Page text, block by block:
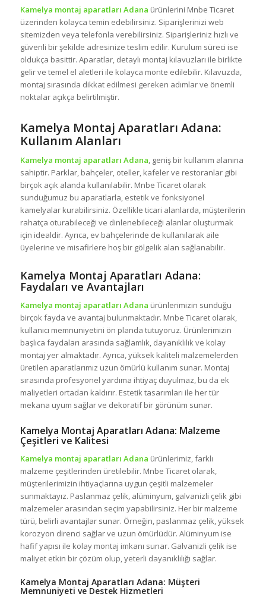
Kamelya montaj aparatları Adana ürünlerini Mnbe Ticaret
üzerinden kolayca temin edebilirsiniz. Siparişlerinizi web
sitemizden veya telefonla verebilirsiniz. Siparişleriniz hızlı ve
güvenli bir şekilde adresinize teslim edilir. Kurulum süreci ise
oldukça basittir. Aparatlar, detaylı montaj kılavuzları ile birlikte
gelir ve temel el aletleri ile kolayca monte edilebilir. Kılavuzda,
montaj sırasında dikkat edilmesi gereken adımlar ve önemli
noktalar açıkça belirtilmiştir.
Kamelya Montaj Aparatları Adana:
Kullanım Alanları
Kamelya montaj aparatları Adana , geniş bir kullanım alanına
sahiptir. Parklar, bahçeler, oteller, kafeler ve restoranlar gibi
birçok açık alanda kullanılabilir. Mnbe Ticaret olarak
sunduğumuz bu aparatlarla, estetik ve fonksiyonel
kamelyalar kurabilirsiniz. Özellikle ticari alanlarda, müşterilerin
rahatça oturabileceği ve dinlenebileceği alanlar oluşturmak
için idealdir. Ayrıca, ev bahçelerinde de kullanılarak aile
üyelerine ve misafirlere hoş bir gölgelik alan sağlanabilir.
Kamelya Montaj Aparatları Adana:
Faydaları ve Avantajları
Kamelya montaj aparatları Adana ürünlerimizin sunduğu
birçok fayda ve avantaj bulunmaktadır. Mnbe Ticaret olarak,
kullanıcı memnuniyetini ön planda tutuyoruz. Ürünlerimizin
başlıca faydaları arasında sağlamlık, dayanıklılık ve kolay
montaj yer almaktadır. Ayrıca, yüksek kaliteli malzemelerden
üretilen aparatlarımız uzun ömürlü kullanım sunar. Montaj
sırasında profesyonel yardıma ihtiyaç duyulmaz, bu da ek
maliyetleri ortadan kaldırır. Estetik tasarımları ile her tür
mekana uyum sağlar ve dekoratif bir görünüm sunar.
Kamelya Montaj Aparatları Adana: Malzeme
Çeşitleri ve Kalitesi
Kamelya montaj aparatları Adana ürünlerimiz, farklı
malzeme çeşitlerinden üretilebilir. Mnbe Ticaret olarak,
müşterilerimizin ihtiyaçlarına uygun çeşitli malzemeler
sunmaktayız. Paslanmaz çelik, alüminyum, galvanizli çelik gibi
malzemeler arasından seçim yapabilirsiniz. Her bir malzeme
türü, belirli avantajlar sunar. Örneğin, paslanmaz çelik, yüksek
korozyon direnci sağlar ve uzun ömürlüdür. Alüminyum ise
hafif yapısı ile kolay montaj imkanı sunar. Galvanizli çelik ise
maliyet etkin bir çözüm olup, yeterli dayanıklılığı sağlar.
Kamelya Montaj Aparatları Adana: Müşteri
Memnuniyeti ve Destek Hizmetleri